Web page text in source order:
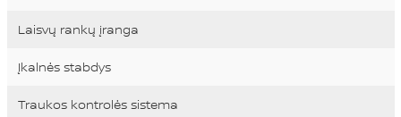
Laisvų rankų įranga
Įkalnės stabdys
Traukos kontrolės sistema